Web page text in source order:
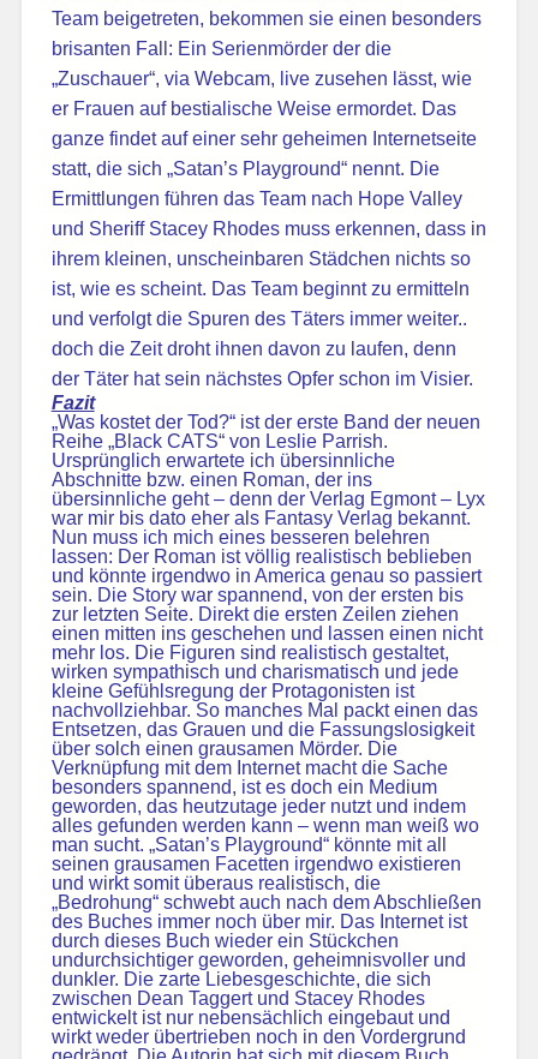
Team beigetreten, bekommen sie einen besonders
brisanten Fall: Ein Serienmörder der die
„Zuschauer“, via Webcam, live zusehen lässt, wie
er Frauen auf bestialische Weise ermordet. Das
ganze findet auf einer sehr geheimen Internetseite
statt, die sich „Satan’s Playground“ nennt. Die
Ermittlungen führen das Team nach Hope Valley
und Sheriff Stacey Rhodes muss erkennen, dass in
ihrem kleinen, unscheinbaren Städchen nichts so
ist, wie es scheint. Das Team beginnt zu ermitteln
und verfolgt die Spuren des Täters immer weiter..
doch die Zeit droht ihnen davon zu laufen, denn
der Täter hat sein nächstes Opfer schon im Visier.
Fazit
„Was kostet der Tod?“ ist der erste Band der neuen
Reihe „Black CATS“ von Leslie Parrish.
Ursprünglich erwartete ich übersinnliche
Abschnitte bzw. einen Roman, der ins
übersinnliche geht – denn der Verlag Egmont – Lyx
war mir bis dato eher als Fantasy Verlag bekannt.
Nun muss ich mich eines besseren belehren
lassen: Der Roman ist völlig realistisch beblieben
und könnte irgendwo in America genau so passiert
sein. Die Story war spannend, von der ersten bis
zur letzten Seite. Direkt die ersten Zeilen ziehen
einen mitten ins geschehen und lassen einen nicht
mehr los. Die Figuren sind realistisch gestaltet,
wirken sympathisch und charismatisch und jede
kleine Gefühlsregung der Protagonisten ist
nachvollziehbar. So manches Mal packt einen das
Entsetzen, das Grauen und die Fassungslosigkeit
über solch einen grausamen Mörder. Die
Verknüpfung mit dem Internet macht die Sache
besonders spannend, ist es doch ein Medium
geworden, das heutzutage jeder nutzt und indem
alles gefunden werden kann – wenn man weiß wo
man sucht. „Satan’s Playground“ könnte mit all
seinen grausamen Facetten irgendwo existieren
und wirkt somit überaus realistisch, die
„Bedrohung“ schwebt auch nach dem Abschließen
des Buches immer noch über mir. Das Internet ist
durch dieses Buch wieder ein Stückchen
undurchsichtiger geworden, geheimnisvoller und
dunkler. Die zarte Liebesgeschichte, die sich
zwischen Dean Taggert und Stacey Rhodes
entwickelt ist nur nebensächlich eingebaut und
wirkt weder übertrieben noch in den Vordergrund